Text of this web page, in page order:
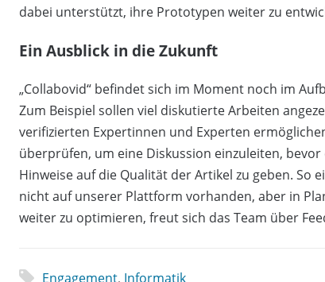
dabei unterstützt, ihre Prototypen weiter zu
Ein Ausblick in die Zukunft
„Collabovid“ befindet sich im Moment noch im
Zum Beispiel sollen viel diskutierte Arbeiten
verifizierten Expertinnen und Experten
überprüfen, um eine Diskussion einzuleiten,
Hinweise auf die Qualität der Artikel zu geben.
nicht auf unserer Plattform vorhanden, aber in
weiter zu optimieren, freut sich das Team über
Engagement, Informatik